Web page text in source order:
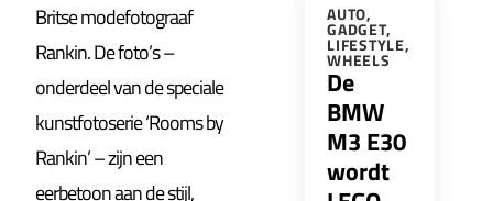
Britse modefotograaf
Rankin. De foto’s –
onderdeel van de speciale
kunstfotoserie ‘Rooms by
Rankin’ – zijn een
eerbetoon aan de stijl,
AUTO,
GADGET,
LIFESTYLE,
WHEELS
De
BMW
M3 E30
wordt